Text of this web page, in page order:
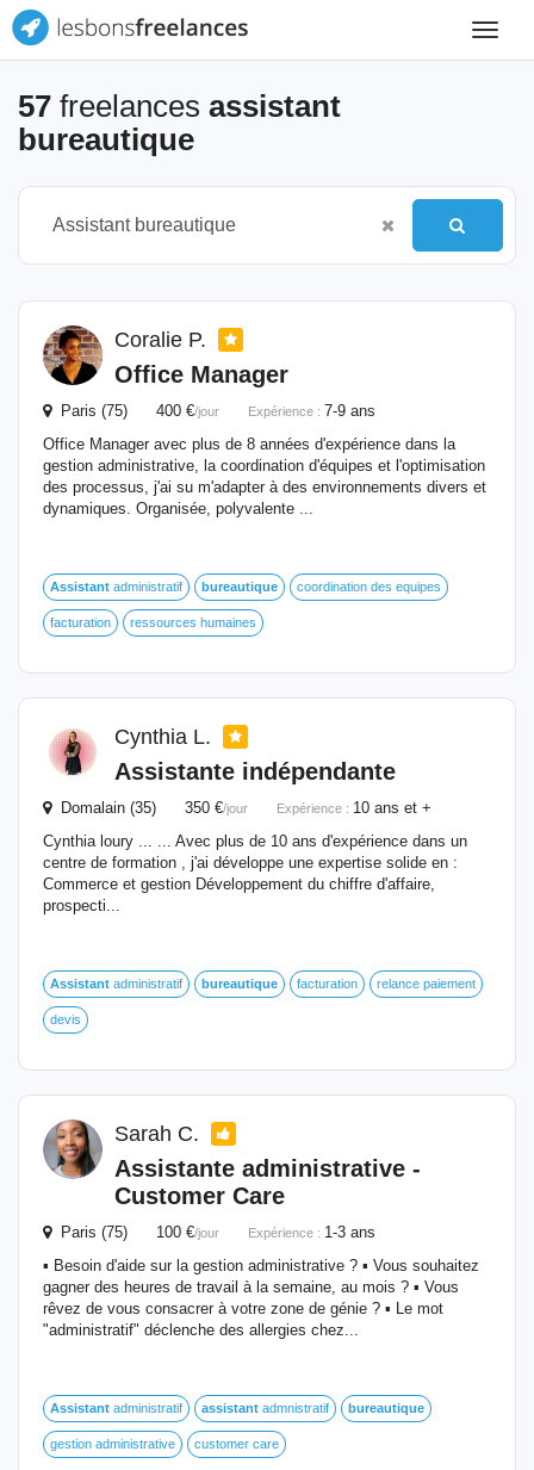
Toggle
57 freelances assistant
bureautique
Coralie P.
Office Manager
Paris (75) 400 €/jour Expérience : 7-9 ans
Office Manager avec plus de 8 années d'expérience dans la
gestion administrative, la coordination d'équipes et l'optimisation
des processus, j'ai su m'adapter à des environnements divers et
dynamiques. Organisée, polyvalente ...
Assistant administratif bureautique coordination des equipes
facturation ressources humaines
Cynthia L.
Assistante indépendante
Domalain (35) 350 €/jour Expérience : 10 ans et +
Cynthia loury ... ... Avec plus de 10 ans d'expérience dans un
centre de formation , j'ai développe une expertise solide en :
Commerce et gestion Développement du chiffre d'affaire,
prospecti...
Assistant administratif bureautique facturation relance paiement
devis
Sarah C.
Assistante administrative -
Customer Care
Paris (75) 100 €/jour Expérience : 1-3 ans
▪️ Besoin d'aide sur la gestion administrative ? ▪️ Vous souhaitez
gagner des heures de travail à la semaine, au mois ? ▪️ Vous
rêvez de vous consacrer à votre zone de génie ? ▪️ Le mot
"administratif" déclenche des allergies chez...
Assistant administratif assistant admnistratif bureautique
gestion administrative customer care